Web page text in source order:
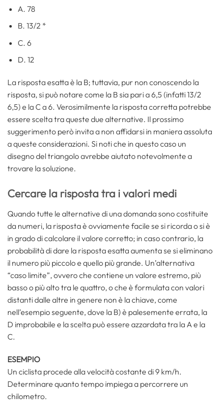
A. 78
B. 13/2 *
C. 6
D. 12
La risposta esatta è la B; tuttavia, pur non conoscendo la
risposta, si può notare come la B sia pari a 6,5 (infatti 13/2
6,5) e la C a 6. Verosimilmente la risposta corretta potrebbe
essere scelta tra queste due alternative. Il prossimo
suggerimento però invita a non affidarsi in maniera assoluta
a queste considerazioni. Si noti che in questo caso un
disegno del triangolo avrebbe aiutato notevolmente a
trovare la soluzione.
Cercare la risposta tra i valori medi
Quando tutte le alternative di una domanda sono costituite
da numeri, la risposta è ovviamente facile se si ricorda o si è
in grado di calcolare il valore corretto; in caso contrario, la
probabilità di dare la risposta esatta aumenta se si eliminano
il numero più piccolo e quello più grande. Un’alternativa
“caso limite”, ovvero che contiene un valore estremo, più
basso o più alto tra le quattro, o che è formulata con valori
distanti dalle altre in genere non è la chiave, come
nell’esempio seguente, dove la B) è palesemente errata, la
D improbabile e la scelta può essere azzardata tra la A e la
C.
ESEMPIO
Un ciclista procede alla velocità costante di 9 km/h.
Determinare quanto tempo impiega a percorrere un
chilometro.